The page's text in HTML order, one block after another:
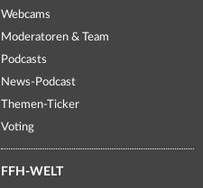
Webcams
Moderatoren & Team
Podcasts
News-Podcast
Themen-Ticker
Voting
FFH-WELT